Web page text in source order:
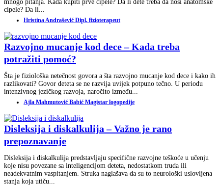
mnogo pitanja. Kada kupiti prve cipele? Da li dete treba da nosi anatomske
cipele? Da li...
Hristina Andrašević Dipl. fizioterapeut
Razvojno mucanje kod dece – Kada treba
potražiti pomoć?
Šta je fiziološka netečnost govora a šta razvojno mucanje kod dece i kako ih
razlikovati? Govor deteta se ne razvija uvijek potpuno tečno. U periodu
intenzivnog jezičkog razvoja, naročito između...
Ajla Mahmutović Babić Magistar logopedije
Disleksija i diskalkulija – Važno je rano
prepoznavanje
Disleksija i diskalkulija predstavljaju specifične razvojne teškoće u učenju
koje nisu povezane sa inteligencijom deteta, nedostatkom truda ili
neadekvatnim vaspitanjem. Struka naglašava da su to neurološki uslovljena
stanja koja utiču...